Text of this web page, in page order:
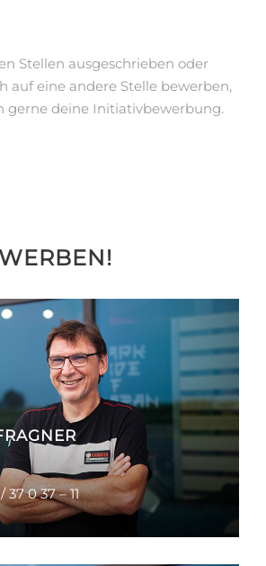
Stellen ausgeschrieben oder
auf eine andere Stelle bewerben,
gerne deine Initiativbewerbung.
37 0 37 – 11